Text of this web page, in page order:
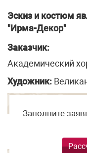
Эскиз и костюм
"Ирма-Декор"
Заказчик:
Академический
Художник:
Заполните